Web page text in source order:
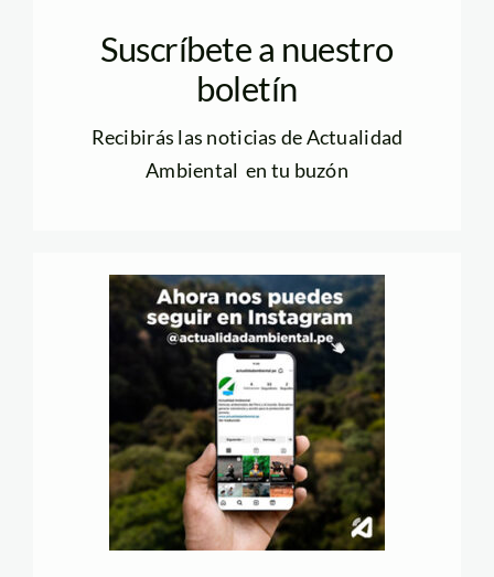
Suscríbete a nuestro
boletín
Recibirás las noticias de Actualidad
Ambiental en tu buzón